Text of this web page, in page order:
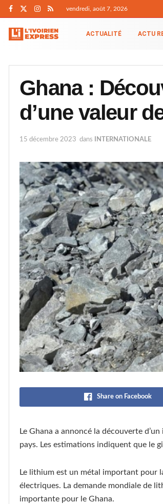
vendredi, août 7, 2026
ACTUALITÉ ACTU
Ghana :
d’une valeur
15 décembre 2023 dans INTERNATIONALE
Share on Facebook
Le Ghana a annoncé la découverte
pays. Les estimations indiquent que le
Le lithium est un métal important pour
électriques. La demande mondiale de
importante pour le Ghana.